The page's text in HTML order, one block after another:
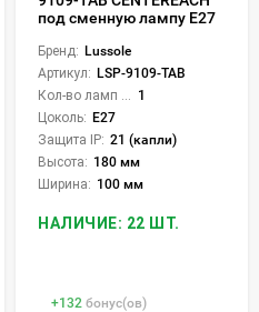
под сменную лампу Е27
Бренд: Lussole
Артикул: LSP-9109-TAB
1
Цоколь: E27
Защита IP: 21 (капли)
Высота: 180 мм
Ширина: 100 мм
НАЛИЧИЕ: 22 ШТ.
+132 бонус(ов)